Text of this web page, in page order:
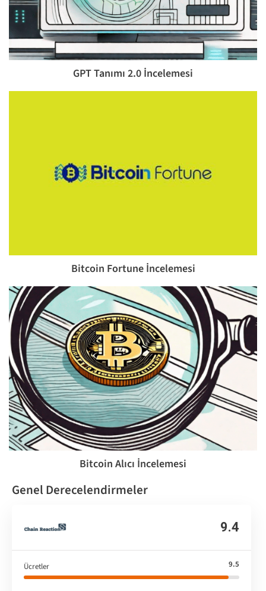
GPT Tanımı 2.0 İncelemesi
Bitcoin Fortune İncelemesi
Bitcoin Alıcı İncelemesi
Genel Derecelendirmeler
9.4
Ücretler 9.5